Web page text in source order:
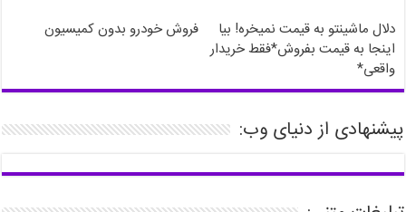
دلال ماشینتو به قیمت نمیخره! بیا
اینجا به قیمت بفروش*فقط خریدار
واقعی*
فروش خودرو بدون کمیسیون
پیشنهادی از دنیای وب: